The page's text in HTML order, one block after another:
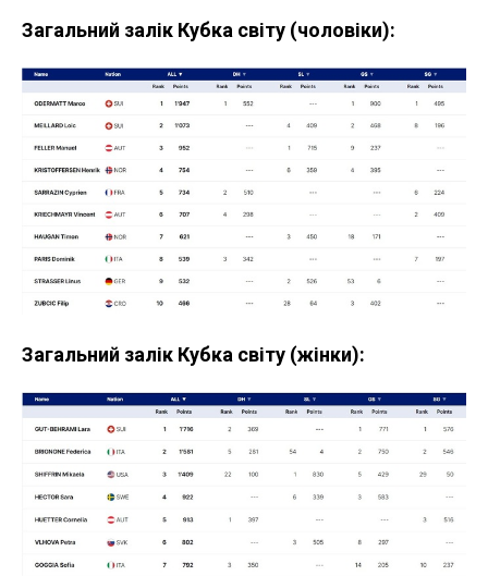
Загальний залік Кубка світу (чоловіки):
Загальний залік Кубка світу (жінки):